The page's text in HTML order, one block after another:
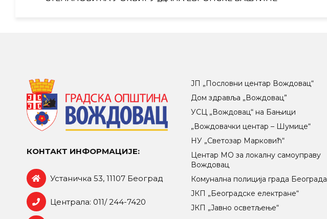
КОНТАКТ ИНФОРМАЦИЈЕ:
Устаничка 53, 11107 Београд
Централа: 011/ 244-7420
ЈП „Пословни центар Вождовац“
Дом здравља „Вождовац”
УСЦ „Вождовац“ на Бањици
„Вождовачки центар – Шумице“
НУ „Светозар Марковић“
Центар МO за локалну самоуправу
Вождовац
Комунална полиција града Београда
ЈКП „Београдске електране“
ЈКП „Јавно осветљење“